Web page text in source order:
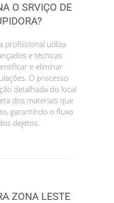
O SRVIÇO DE
profissional utiliza
e técnicas
e eliminar
O processo
detalhada do local
dos materiais que
garantindo o fluxo
dejetos.
ZONA LESTE